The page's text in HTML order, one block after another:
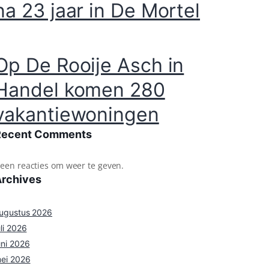
23 jaar in De Mortel
De Rooije Asch in
komen 280
Comments
reacties om weer te geven.
2026
2026
2026
2026